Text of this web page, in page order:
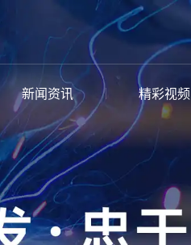
新闻资讯 精彩视频